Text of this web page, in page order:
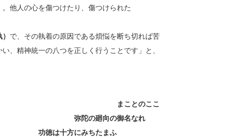
他人の心を傷つけたり、傷つけられた
で、その執着の原因である煩悩を断ち切れば苦
、精神統一の八つを正しく行うことです」と、
のここ
なれ
まふ